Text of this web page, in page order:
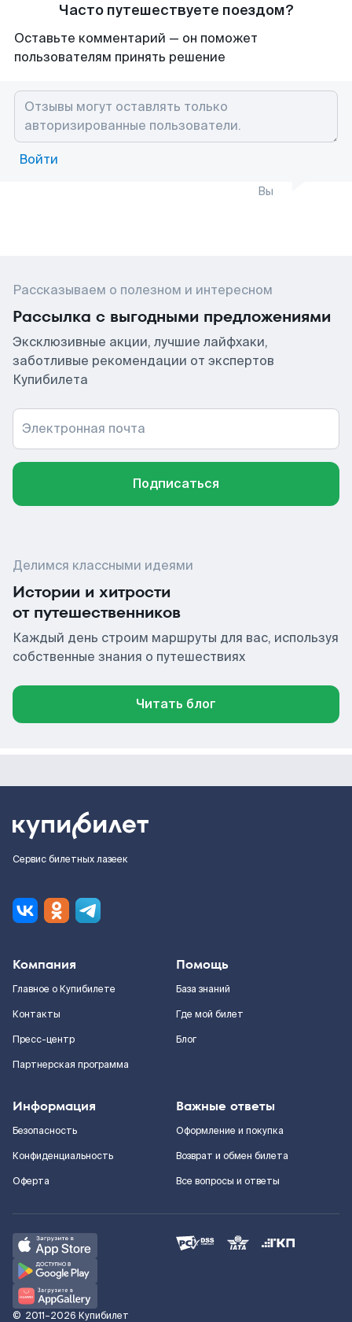
Часто путешествуете поездом?
Оставьте комментарий — он поможет
пользователям принять решение
Войти
Вы
Рассказываем о полезном и интересном
Рассылка с выгодными предложениями
Эксклюзивные акции, лучшие лайфхаки,
заботливые рекомендации от экспертов
Купибилета
Электронная почта
Подписаться
Делимся классными идеями
Истории и хитрости
от путешественников
Каждый день строим маршруты для вас, используя
собственные знания о путешествиях
Читать блог
Сервис билетных лазеек
Компания
Главное о Купибилете
Контакты
Пресс-центр
Партнерская программа
Помощь
База знаний
Где мой билет
Блог
Информация
Безопасность
Конфиденциальность
Оферта
Важные ответы
Оформление и покупка
Возврат и обмен билета
Все вопросы и ответы
© 2011–2026 Купибилет